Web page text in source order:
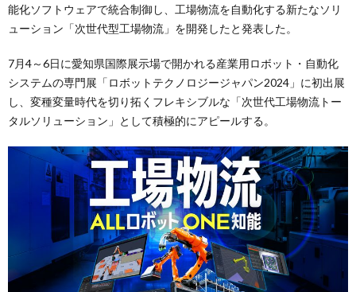
能化ソフトウェアで統合制御し、工場物流を自動化する新たなソリ
ューション「次世代型工場物流」を開発したと発表した。
7月4～6日に愛知県国際展示場で開かれる産業用ロボット・自動化
システムの専門展「ロボットテクノロジージャパン2024」に初出展
し、変種変量時代を切り拓くフレキシブルな「次世代工場物流トー
タルソリューション」として積極的にアピールする。